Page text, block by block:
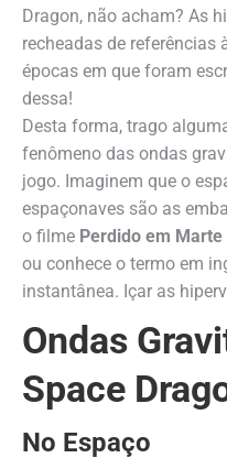
Dragon, não acham? As
recheadas de referências
épocas em que foram
dessa!
Desta forma, trago
fenômeno das ondas
jogo. Imaginem que o
espaçonaves são as
o filme Perdido em Marte
ou conhece o termo em
instantânea. Içar as
Ondas
Space
No Espaço